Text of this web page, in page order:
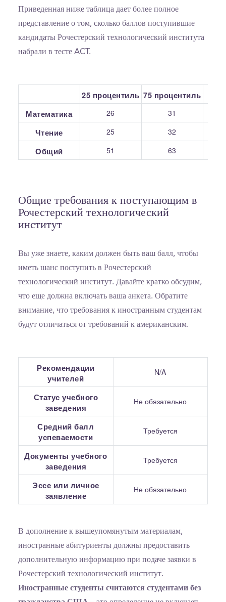
Приведенная ниже таблица дает более полное
представление о том, сколько баллов поступившие
кандидаты Рочестерский технологический института
набрали в тесте ACT.
25 процентиль 75 процентиль
Математика
26 31
Чтение 25 32
Общий 51 63
Общие требования к поступающим в
Рочестерский технологический
институт
Вы уже знаете, каким должен быть ваш балл, чтобы
иметь шанс поступить в Рочестерский
технологический институт. Давайте кратко обсудим,
что еще должна включать ваша анкета. Обратите
внимание, что требования к иностранным студентам
будут отличаться от требований к американским.
Рекомендации
учителей
N/A
Статус учебного
заведения
Не обязательно
Средний балл
успеваемости
Требуется
Документы учебного
заведения
Требуется
Эссе или личное
заявление
Не обязательно
В дополнение к вышеупомянутым материалам,
иностранные абитуриенты должны предоставить
дополнительную информацию при подаче заявки в
Рочестерский технологический институт.
Иностранные студенты считаются студентами без